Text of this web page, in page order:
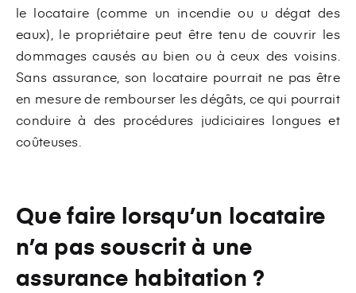
le locataire (comme un incendie ou u dégat des
eaux), le propriétaire peut être tenu de couvrir les
dommages causés au bien ou à ceux des voisins.
Sans assurance, son locataire pourrait ne pas être
en mesure de rembourser les dégâts, ce qui pourrait
conduire à des procédures judiciaires longues et
coûteuses.
Que faire lorsqu’un locataire
n’a pas souscrit à une
assurance habitation ?